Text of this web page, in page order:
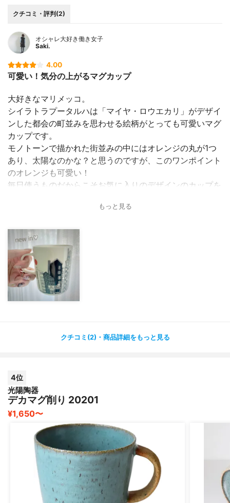
クチコミ・評判(2)
オシャレ大好き働き女子
Saki.
4.00
可愛い！気分の上がるマグカップ
大好きなマリメッコ。
シイラトラプータルハは「マイヤ・ロウエカリ」がデザイ
ンした都会の町並みを思わせる絵柄がとっても可愛いマグ
カップです。
モノトーンで描かれた街並みの中にはオレンジの丸が1つ
あり、太陽なのかな？と思うのですが、このワンポイント
のオレンジも可愛い！
毎日使うものだからこそお気に入りのデザインのカップを
気分によって選ぶデザインを変えて使うのも楽しいので、
もっと見る
クチコミ(2)・商品詳細をもっと見る
4位
光陽陶器
デカマグ削り 20201
¥1,650〜